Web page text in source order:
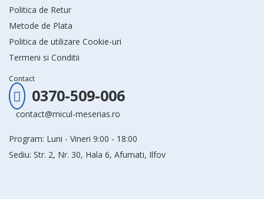
Politica de Retur
Metode de Plata
Politica de utilizare Cookie-uri
Termeni si Conditii
Contact
0370-509-006
contact@micul-meserias.ro
Program: Luni - Vineri 9:00 - 18:00
Sediu: Str. 2, Nr. 30, Hala 6, Afumati, Ilfov